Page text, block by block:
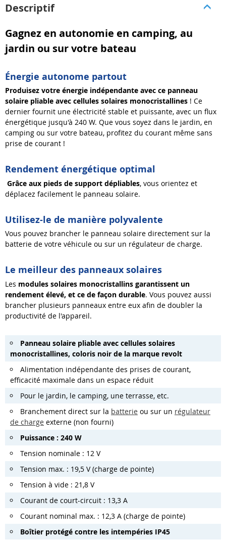
Descriptif
Gagnez en autonomie en camping, au
jardin ou sur votre bateau
Énergie autonome partout
Produisez votre énergie indépendante avec ce panneau
solaire pliable avec cellules solaires monocristallines ! Ce
dernier fournit une électricité stable et puissante, avec un flux
énergétique jusqu'à 240 W. Que vous soyez dans le jardin, en
camping ou sur votre bateau, profitez du courant même sans
prise de courant !
Rendement énergétique optimal
Grâce aux pieds de support dépliables, vous orientez et
déplacez facilement le panneau solaire.
Utilisez-le de manière polyvalente
Vous pouvez brancher le panneau solaire directement sur la
batterie de votre véhicule ou sur un régulateur de charge.
Le meilleur des panneaux solaires
Les modules solaires monocristallins garantissent un
rendement élevé, et ce de façon durable. Vous pouvez aussi
brancher plusieurs panneaux entre eux afin de doubler la
productivité de l'appareil.
Panneau solaire pliable avec cellules solaires
monocristallines, coloris noir de la marque revolt
Alimentation indépendante des prises de courant,
efficacité maximale dans un espace réduit
Pour le jardin, le camping, une terrasse, etc.
Branchement direct sur la batterie ou sur un régulateur
de charge externe (non fourni)
Puissance : 240 W
Tension nominale : 12 V
Tension max. : 19,5 V (charge de pointe)
Tension à vide : 21,8 V
Courant de court-circuit : 13,3 A
Courant nominal max. : 12,3 A (charge de pointe)
Boîtier protégé contre les intempéries IP45